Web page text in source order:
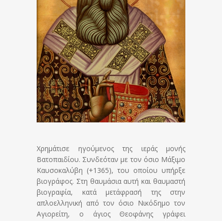
Χρημάτισε ηγούμενος της ιεράς μονής
Βατοπαιδίου. Συνδεόταν με τον όσιο Μάξιμο
Καυσοκαλύβη (+1365), του οποίου υπήρξε
βιογράφος. Στη θαυμάσια αυτή και θαυμαστή
βιογραφία, κατά μετάφρασή της στην
απλοελληνική από τον όσιο Νικόδημο τον
Αγιορείτη, ο άγιος Θεοφάνης γράφει